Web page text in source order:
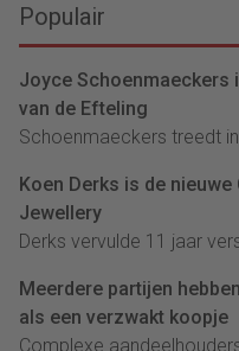
Populair
Joyce Schoenmaeckers
van de Efteling
Schoenmaeckers treedt
Koen Derks is de nieuwe
Jewellery
Derks vervulde 11 jaar
Meerdere partijen
als een verzwakt koopje
Complexe